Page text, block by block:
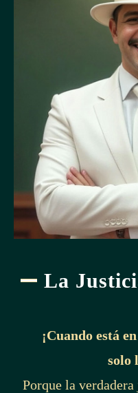
diseñar, adquirir, instalar,
y administrativamente, un
ágil, moderno y de alta
atender y transferir las
los usuarios del Sistema.
Los proveedores de
disponibles al público,
disposición los recursos
Emergencias 9-1-1
oportuno de sus servicios,
llamadas realizadas por la
los centros de atención
La
¡Cuando está
solo
Porque la